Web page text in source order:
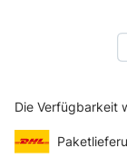
Die Verfügbarkeit